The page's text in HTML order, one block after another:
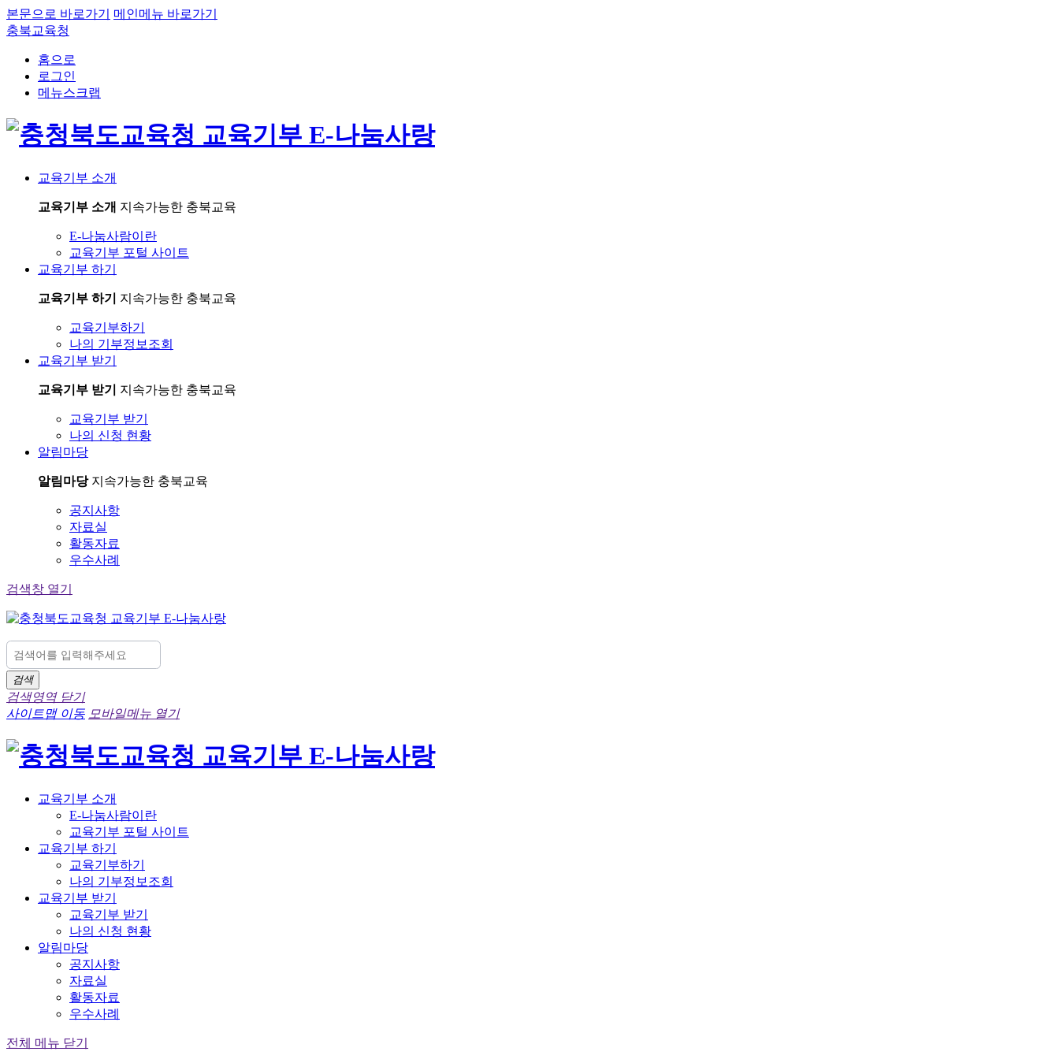
본문으로 바로가기
메인메뉴 바로가기
충북교육청
홈으로
로그인
메뉴스크랩
교육기부 소개
교육기부 소개 지속가능한 충북교육
E-나눔사람이란
교육기부 포털 사이트
교육기부 하기
교육기부 하기 지속가능한 충북교육
교육기부하기
나의 기부정보조회
교육기부 받기
교육기부 받기 지속가능한 충북교육
교육기부 받기
나의 신청 현황
알림마당
알림마당 지속가능한 충북교육
공지사항
자료실
활동자료
우수사례
검색창 열기
검색
검색영역 닫기
사이트맵 이동 모바일메뉴 열기
교육기부 소개
E-나눔사람이란
교육기부 포털 사이트
교육기부 하기
교육기부하기
나의 기부정보조회
교육기부 받기
교육기부 받기
나의 신청 현황
알림마당
공지사항
자료실
활동자료
우수사례
전체 메뉴 닫기